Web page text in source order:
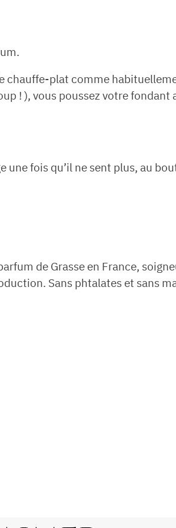
chauffe-plat comme
! ), vous poussez votre fondant
fois qu’il ne sent plus, au
de Grasse en France,
Sans phtalates et sans